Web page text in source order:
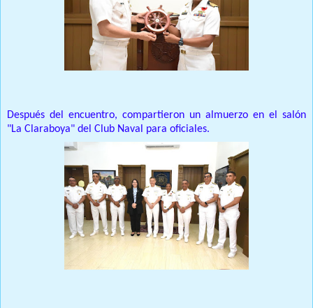
Después del encuentro, compartieron un almuerzo en el salón
"La Claraboya" del Club Naval para oficiales.